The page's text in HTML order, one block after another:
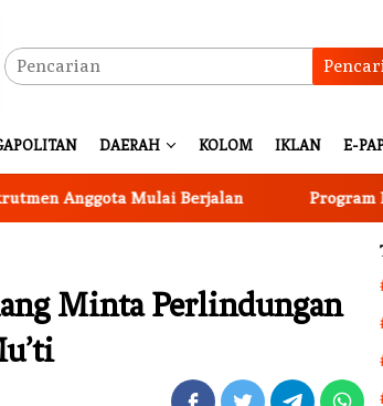
DAERAH KOLOM IKLAN E-
Mulai Berjalan Program
Minta Perlindungan